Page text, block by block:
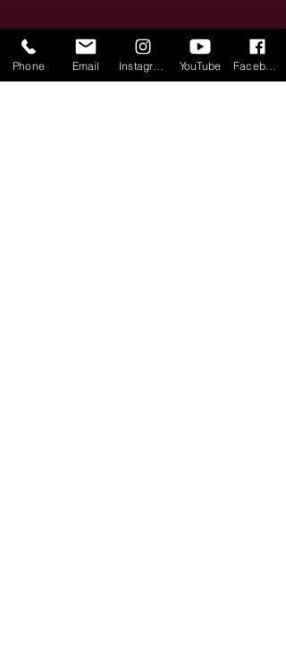
Phone Email YouTube